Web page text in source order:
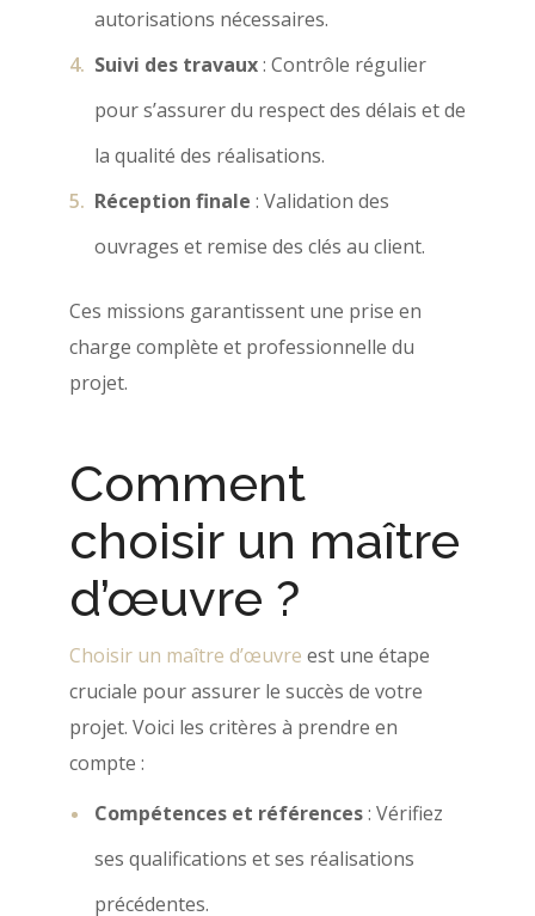
autorisations nécessaires.
Suivi des travaux: Contrôle régulier
pour s’assurer du respect des délais et de
la qualité des réalisations.
Réception finale : Validation des
ouvrages et remise des clés au client.
Ces missions garantissent une prise en
charge complète et professionnelle du
projet.
Comment
choisir un maître
d’œuvre ?
Choisir un maître d’œuvre est une étape
cruciale pour assurer le succès de votre
projet. Voici les critères à prendre en
compte :
Compétences et références: Vérifiez
ses qualifications et ses réalisations
précédentes.